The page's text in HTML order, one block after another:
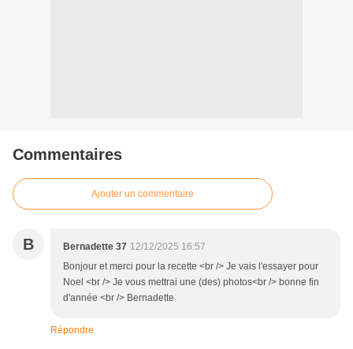
Commentaires
Ajouter un commentaire
B Bernadette 37 12/12/2025 16:57
Bonjour et merci pour la recette <br /> Je vais l'essayer pour
Noel <br /> Je vous mettrai une (des) photos<br /> bonne fin
d'année <br /> Bernadette
Répondre